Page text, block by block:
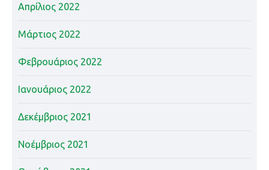
Απρίλιος 2022
Μάρτιος 2022
Φεβρουάριος 2022
Ιανουάριος 2022
Δεκέμβριος 2021
Νοέμβριος 2021